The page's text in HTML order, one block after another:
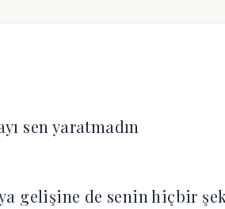
sen yaratmadın
gelişine de senin hiçbir